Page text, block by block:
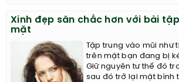
Xinh đẹp săn chắc hơn với bài
mặt
Tập trung vào mũi như
trên mặt bạn đang bị
Giữ nguyên tư thế đó
sau đó trở lại mặt bình